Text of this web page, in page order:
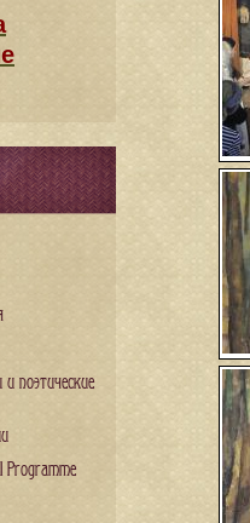
поэтические
Programme